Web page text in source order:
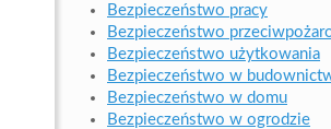
Bezpieczeństwo pracy
Bezpieczeństwo
Bezpieczeństwo użytkowania
Bezpieczeństwo w
Bezpieczeństwo w domu
Bezpieczeństwo w ogrodzie